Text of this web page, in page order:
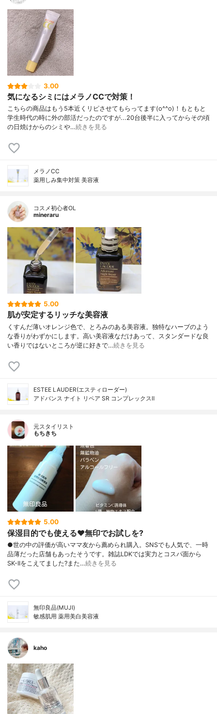
3.00
気になるシミにはメラノCCで対策！
こちらの商品はもう5本近くリピさせてもらってます(o^^o)！もともと
学生時代の時に外の部活だったのですが...20台後半に入ってからその頃
の日焼けからのシミや…続きを見る
メラノCC
薬用しみ集中対策 美容液
コスメ初心者OL
mineraru
5.00
肌が安定するリッチな美容液
くすんだ薄いオレンジ色で、とろみのある美容液。独特なハーブのよう
な香りがわずかにします。高い美容液なだけあって、スタンダードな良
い香りではないところが逆に好きで…続きを見る
ESTEE LAUDER(エスティローダー)
アドバンス ナイト リペア SR コンプレックスⅡ
元スタイリスト
もちきち
5.00
保湿目的でも使える♥️無印でお試しを?
●世の中の評価が高いママ友から薦められ購入。SNSでも人気で、一時
品薄だった店舗もあったそうです。雑誌LDKでは実力とコスパ面から
SK-IIをこえてました?また…続きを見る
無印良品(MUJI)
敏感肌用 薬用美白美容液
kaho